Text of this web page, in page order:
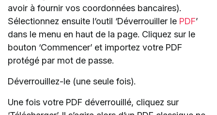
avoir à fournir vos coordonnées bancaires).
Sélectionnez ensuite l’outil ‘Déverrouiller le PDF’
dans le menu en haut de la page. Cliquez sur le
bouton ‘Commencer’ et importez votre PDF
protégé par mot de passe.
Déverrouillez-le (une seule fois).
Une fois votre PDF déverrouillé, cliquez sur